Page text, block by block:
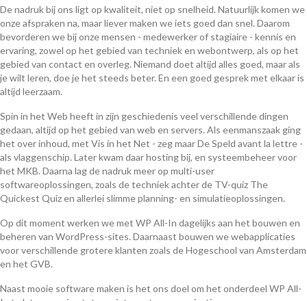
De nadruk bij ons ligt op kwaliteit, niet op snelheid. Natuurlijk komen we
onze afspraken na, maar liever maken we iets goed dan snel. Daarom
bevorderen we bij onze mensen - medewerker of stagiaire - kennis en
ervaring, zowel op het gebied van techniek en webontwerp, als op het
gebied van contact en overleg. Niemand doet altijd alles goed, maar als
je wilt leren, doe je het steeds beter. En een goed gesprek met elkaar is
altijd leerzaam.
Spin in het Web heeft in zijn geschiedenis veel verschillende dingen
gedaan, altijd op het gebied van web en servers. Als eenmanszaak ging
het over inhoud, met Vis in het Net - zeg maar De Speld avant la lettre -
als vlaggenschip. Later kwam daar hosting bij, en systeembeheer voor
het MKB. Daarna lag de nadruk meer op multi-user
softwareoplossingen, zoals de techniek achter de TV-quiz The
Quickest Quiz en allerlei slimme planning- en simulatieoplossingen.
Op dit moment werken we met WP All-In dagelijks aan het bouwen en
beheren van WordPress-sites. Daarnaast bouwen we webapplicaties
voor verschillende grotere klanten zoals de Hogeschool van Amsterdam
en het GVB.
Naast mooie software maken is het ons doel om het onderdeel WP All-